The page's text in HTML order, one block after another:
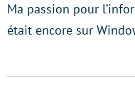
Ma passion pour
était encore sur